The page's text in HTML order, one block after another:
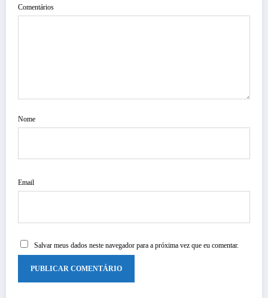
Comentários
Nome
Email
Salvar meus dados neste navegador para a próxima vez que eu comentar.